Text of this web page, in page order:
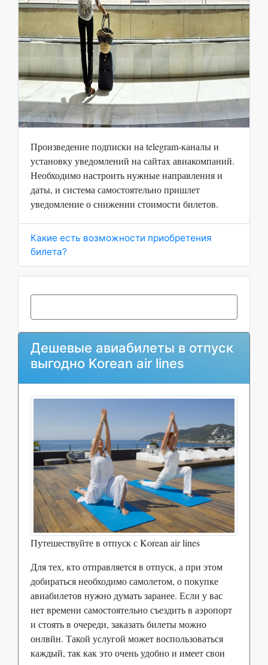
Произведение подписки на telegram-каналы и
установку уведомлений на сайтах авиакомпаний.
Необходимо настроить нужные направления и
даты, и система самостоятельно пришлет
уведомление о снижении стоимости билетов.
Какие есть возможности приобретения
билета?
Дешевые авиабилеты в отпуск
выгодно Korean air lines
Путешествуйте в отпуск с Korean air lines
Для тех, кто отправляется в отпуск, а при этом
добираться необходимо самолетом, о покупке
авиабилетов нужно думать заранее. Если у вас
нет времени самостоятельно съездить в аэропорт
и стоять в очереди, заказать билеты можно
онлвйн. Такой услугой может воспользоваться
каждый, так как это очень удобно и имеет свои